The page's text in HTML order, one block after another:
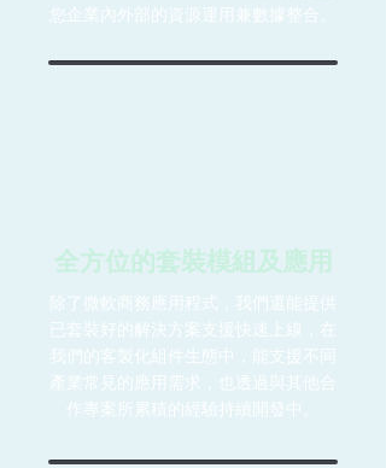
您企業內外部的資源運用兼數據整合。
全方位的套裝模組及應用
除了微軟商務應用程式，我們還能提供
已套裝好的解決方案支援快速上線，在
我們的客製化組件生態中，能支援不同
產業常見的應用需求，也透過與其他合
作專案所累積的經驗持續開發中。